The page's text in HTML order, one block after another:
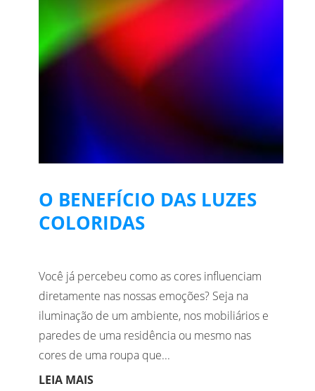
O BENEFÍCIO DAS LUZES
COLORIDAS
Você já percebeu como as cores influenciam
diretamente nas nossas emoções? Seja na
iluminação de um ambiente, nos mobiliários e
paredes de uma residência ou mesmo nas
cores de uma roupa que...
LEIA MAIS